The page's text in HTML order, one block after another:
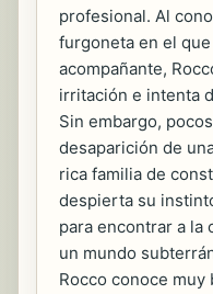
profesional. Al
furgoneta en el
acompañante,
irritación e intenta
Sin embargo,
desaparición de
rica familia de
despierta su
para encontrar a la
un mundo
Rocco conoce